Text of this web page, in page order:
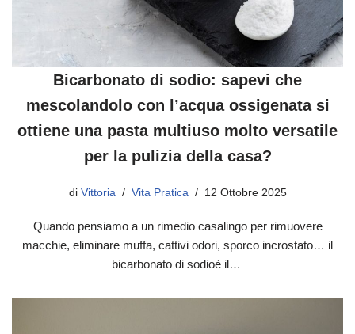
Bicarbonato di sodio: sapevi che
mescolandolo con l’acqua ossigenata si
ottiene una pasta multiuso molto versatile
per la pulizia della casa?
di Vittoria Vita Pratica 12 Ottobre 2025
Quando pensiamo a un rimedio casalingo per rimuovere
macchie, eliminare muffa, cattivi odori, sporco incrostato… il
bicarbonato di sodioè il…